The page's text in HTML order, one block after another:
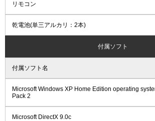
リモコン
乾電池(単三アルカリ：2本)
付属ソフト
付属ソフト名
Microsoft Windows XP Home Edition operating
Pack 2
Microsoft DirectX 9.0c